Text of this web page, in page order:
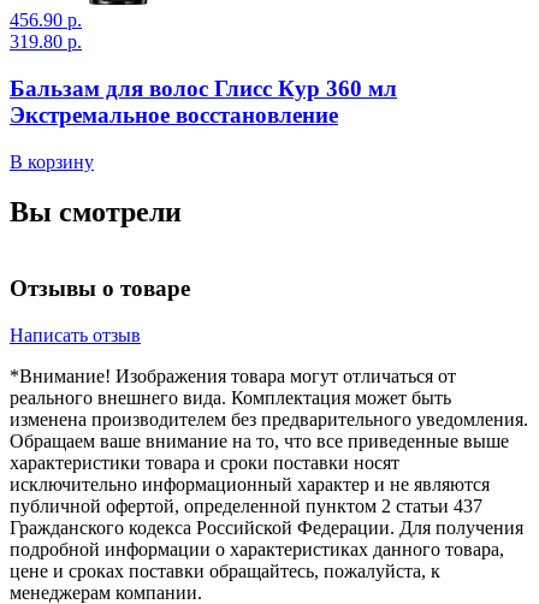
456.90 р.
319.80 р.
Бальзам для волос Глисс Кур 360 мл
Экстремальное восстановление
В корзину
Вы смотрели
Отзывы о товаре
Написать отзыв
*Внимание! Изображения товара могут отличаться от
реального внешнего вида. Комплектация может быть
изменена производителем без предварительного уведомления.
Обращаем ваше внимание на то, что все приведенные выше
характеристики товара и сроки поставки носят
исключительно информационный характер и не являются
публичной офертой, определенной пунктом 2 статьи 437
Гражданского кодекса Российской Федерации. Для получения
подробной информации о характеристиках данного товара,
цене и сроках поставки обращайтесь, пожалуйста, к
менеджерам компании.